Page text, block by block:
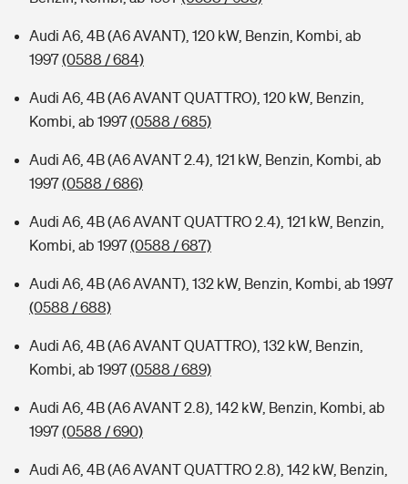
Audi A6, 4B (A6 AVANT), 120 kW, Benzin, Kombi, ab
1997(0588 / 684)
Audi A6, 4B (A6 AVANT QUATTRO), 120 kW, Benzin,
Kombi, ab 1997(0588 / 685)
Audi A6, 4B (A6 AVANT 2.4), 121 kW, Benzin, Kombi, ab
1997(0588 / 686)
Audi A6, 4B (A6 AVANT QUATTRO 2.4), 121 kW, Benzin,
Kombi, ab 1997(0588 / 687)
Audi A6, 4B (A6 AVANT), 132 kW, Benzin, Kombi, ab 1997
(0588 / 688)
Audi A6, 4B (A6 AVANT QUATTRO), 132 kW, Benzin,
Kombi, ab 1997(0588 / 689)
Audi A6, 4B (A6 AVANT 2.8), 142 kW, Benzin, Kombi, ab
1997(0588 / 690)
Audi A6, 4B (A6 AVANT QUATTRO 2.8), 142 kW, Benzin,